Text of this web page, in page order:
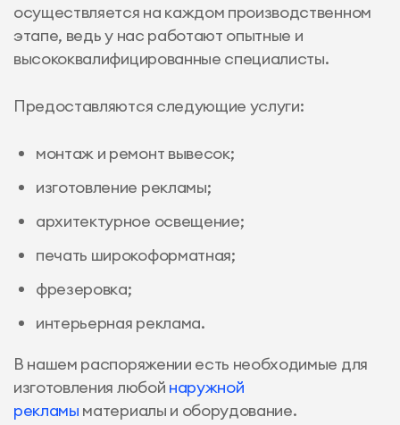
осуществляется на каждом производственном
этапе, ведь у нас работают опытные и
высококвалифицированные специалисты.
Предоставляются следующие услуги:
монтаж и ремонт вывесок;
изготовление рекламы;
архитектурное освещение;
печать широкоформатная;
фрезеровка;
интерьерная реклама.
В нашем распоряжении есть необходимые для
изготовления любой наружной
рекламы материалы и оборудование.